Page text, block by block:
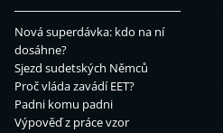
Nová superdávka: kdo na ní
dosáhne?
Sjezd sudetských Němců
Proč vláda zavádí EET?
Padni komu padni
Výpověď z práce vzor